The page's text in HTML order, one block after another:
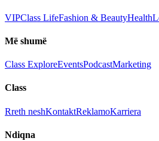
VIPClass LifeFashion & BeautyHealth
Më shumë
Class ExploreEventsPodcastMarketing
Class
Rreth neshKontaktReklamoKarriera
Ndiqna